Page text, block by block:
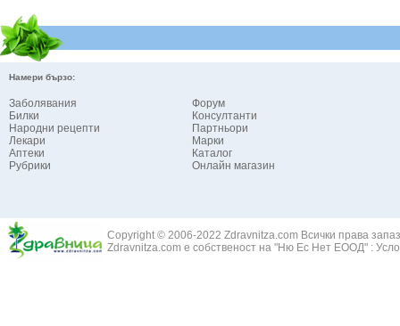
Намери бързо:
Заболявания
Билки
Народни рецепти
Лекари
Аптеки
Рубрики
Форум
Консултанти
Партньори
Марки
Каталог
Онлайн магазин
Copyright © 2006-2022 Zdravnitza.com Всички права
Zdravnitza.com е собственост на "Ню Ес Нет ЕООД" :